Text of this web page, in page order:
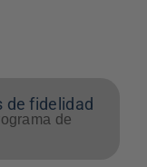
de fidelidad
de